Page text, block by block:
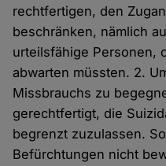
rechtfertigen, den
beschränken, nämlich
urteilsfähige Personen,
abwarten müssten. 2.
Missbrauchs zu
gerechtfertigt, die
begrenzt zuzulassen.
Befürchtungen nicht